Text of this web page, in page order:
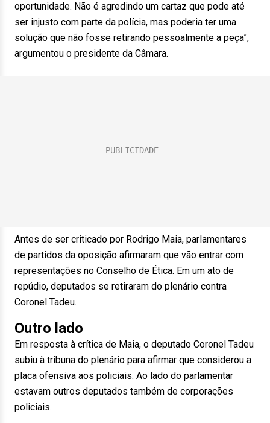
oportunidade. Não é agredindo um cartaz que pode até
ser injusto com parte da polícia, mas poderia ter uma
solução que não fosse retirando pessoalmente a peça”,
argumentou o presidente da Câmara.
Antes de ser criticado por Rodrigo Maia, parlamentares
de partidos da oposição afirmaram que vão entrar com
representações no Conselho de Ética. Em um ato de
repúdio, deputados se retiraram do plenário contra
Coronel Tadeu.
Outro lado
Em resposta à crítica de Maia, o deputado Coronel Tadeu
subiu à tribuna do plenário para afirmar que considerou a
placa ofensiva aos policiais. Ao lado do parlamentar
estavam outros deputados também de corporações
policiais.